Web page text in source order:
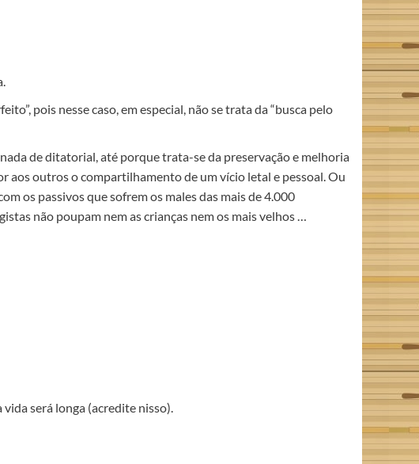
pois nesse caso, em especial, não se trata da “busca pelo
de ditatorial, até porque trata-se da preservação e melhoria
aos outros o compartilhamento de um vício letal e pessoal. Ou
os passivos que sofrem os males das mais de 4.000
não poupam nem as crianças nem os mais velhos …
será longa (acredite nisso).